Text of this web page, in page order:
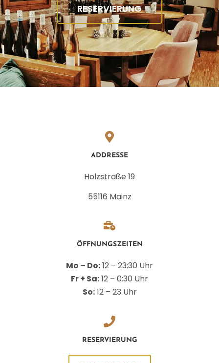
RESERVIERUNG
ADDRESSE
Holzstraße 19
55116 Mainz
ÖFFNUNGSZEITEN
Mo – Do:12 – 23:30 Uhr
Fr + Sa:12 – 0:30 Uhr
So:12 – 23 Uhr
RESERVIERUNG